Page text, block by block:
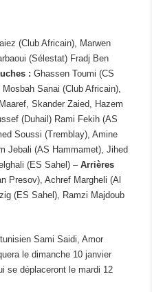
(Club Africain), Marwen
(Sélestat) Fradj Ben
:Ghassen Toumi (CS
Mosbah Sanai (Club Africain),
Skander Zaied, Hazem
(Duhail) Rami Fekih (AS
Soussi (Tremblay), Amine
Jebali (AS Hammamet), Jihed
(ES Sahel) –Arrières
Presov), Achref Margheli (Al
(ES Sahel), Ramzi Majdoub
Sami Saidi, Amor
le dimanche 10 janvier
se déplaceront le mardi 12